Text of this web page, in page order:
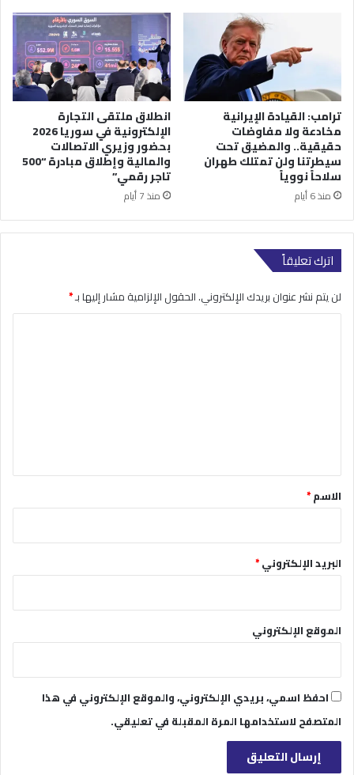
ترامب: القيادة الإيرانية
مخادعة ولا مفاوضات
حقيقية.. والمضيق تحت
سيطرتنا ولن تمتلك طهران
سلاحاً نووياً
منذ 6 أيام
انطلاق ملتقى التجارة
الإلكترونية في سوريا 2026
بحضور وزيري الاتصالات
والمالية وإطلاق مبادرة “500
تاجر رقمي”
منذ 7 أيام
اترك تعليقاً
لن يتم نشر عنوان بريدك الإلكتروني.الحقول الإلزامية مشار إليها بـ*
*الاسم*
البريد الإلكتروني*
الموقع الإلكتروني
احفظ اسمي، بريدي الإلكتروني، والموقع الإلكتروني في هذا
المتصفح لاستخدامها المرة المقبلة في تعليقي.